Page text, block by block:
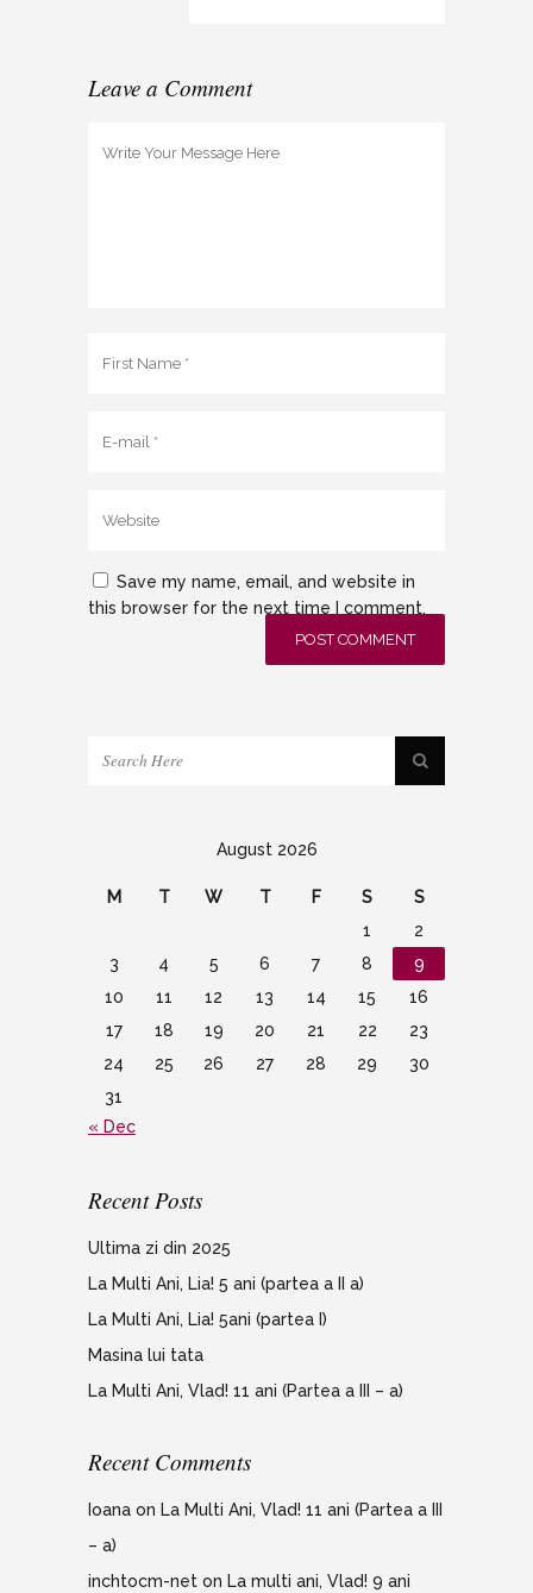
Leave a Comment
Save my name, email, and website in
this browser for the next time I comment.
August 2026
M T W T F S
S
1
2
3
4 5 6 7 8
9
10
11 12 13 14 15
16
17
18 19 20 21 22
23
24
25 26 27 28 29
30
31
« Dec
Recent Posts
Ultima zi din 2025
La Multi Ani, Lia! 5 ani (partea a II a)
La Multi Ani, Lia! 5ani (partea I)
Masina lui tata
La Multi Ani, Vlad! 11 ani (Partea a III – a)
Recent Comments
Ioana on La Multi Ani, Vlad! 11 ani (Partea a III
– a)
inchtocm-net on La multi ani, Vlad! 9 ani